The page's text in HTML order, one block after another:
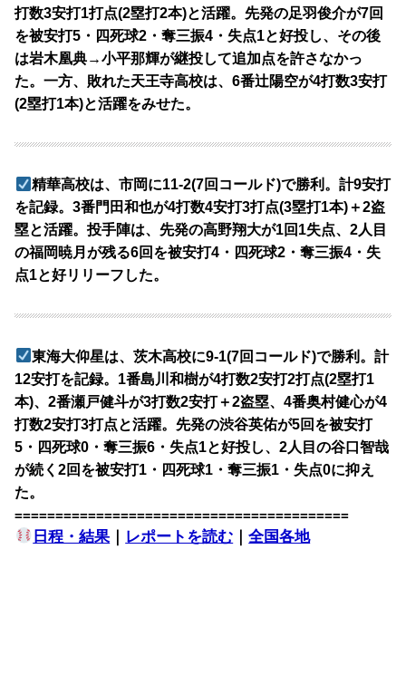
打数3安打1打点(2塁打2本)と活躍。先発の足羽俊介が7回
を被安打5・四死球2・奪三振4・失点1と好投し、その後
は岩木凰典→小平那輝が継投して追加点を許さなかっ
た。一方、敗れた天王寺高校は、6番辻陽空が4打数3安打
(2塁打1本)と活躍をみせた。
精華高校は、市岡に11-2(7回コールド)で勝利。計9安打
を記録。3番門田和也が4打数4安打3打点(3塁打1本)＋2盗
塁と活躍。投手陣は、先発の高野翔大が1回1失点、2人目
の福岡暁月が残る6回を被安打4・四死球2・奪三振4・失
点1と好リリーフした。
東海大仰星は、茨木高校に9-1(7回コールド)で勝利。計
12安打を記録。1番島川和樹が4打数2安打2打点(2塁打1
本)、2番瀬戸健斗が3打数2安打＋2盗塁、4番奥村健心が4
打数2安打3打点と活躍。先発の渋谷英佑が5回を被安打
5・四死球0・奪三振6・失点1と好投し、2人目の谷口智哉
が続く2回を被安打1・四死球1・奪三振1・失点0に抑え
た。
=========================================
日程・結果 ｜ レポートを読む ｜全国各地